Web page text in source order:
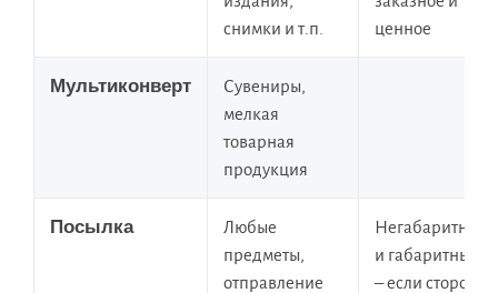
снимки и т.п.
ценное
Мультиконверт
Сувениры,
мелкая
товарная
продукция
Посылка
Любые
предметы,
отправление
Негабаритные
и габаритные
– если сторона